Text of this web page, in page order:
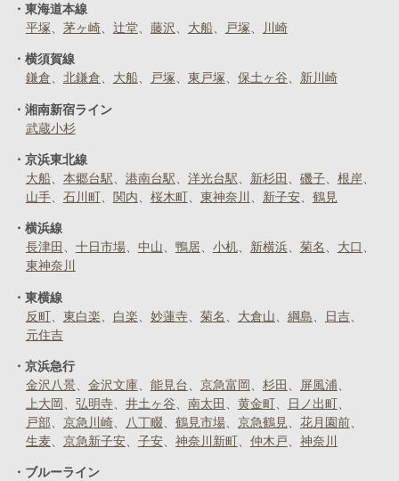
東海道本線
平塚
茅ヶ崎 辻堂 藤沢 大船 戸塚 川崎
横須賀線
鎌倉
北鎌倉 大船 戸塚 東戸塚 保土ヶ谷 新川崎
湘南新宿ライン
武蔵小杉
京浜東北線
大船
本郷台駅 港南台駅 洋光台駅 新杉田 磯子
根岸
山手
石川町 関内 桜木町 東神奈川 新子安 鶴見
横浜線
長津田
十日市場 中山 鴨居 小机 新横浜 菊名
大口
東神奈川
東横線
反町
東白楽 白楽 妙蓮寺 菊名 大倉山 綱島
日吉
元住吉
京浜急行
金沢八景
金沢文庫 能見台 京急富岡 杉田
屏風浦
上大岡
弘明寺 井土ヶ谷 南太田 黄金町
日ノ出町
戸部
京急川崎 八丁畷 鶴見市場 京急鶴見
花月園前
生麦
京急新子安 子安 神奈川新町 仲木戸 神奈川
ブルーライン